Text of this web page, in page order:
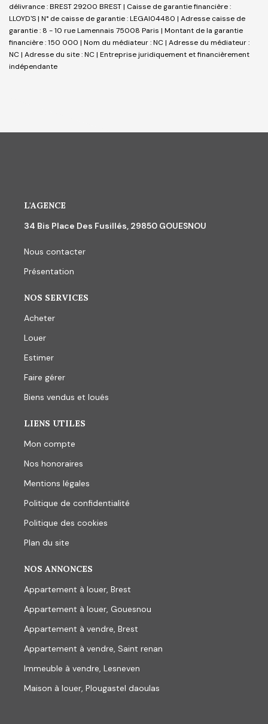
délivrance : BREST 29200 BREST | Caisse de garantie financière :
LLOYD'S | N° de caisse de garantie : LEGAI04480 | Adresse caisse de
garantie : 8 - 10 rue Lamennais 75008 Paris | Montant de la garantie
financière : 150 000 | Nom du médiateur : NC | Adresse du médiateur :
NC | Adresse du site : NC | Entreprise juridiquement et financièrement
indépendante
L'AGENCE
34 Bis Place Des Fusillés, 29850 GOUESNOU
Nous contacter
Présentation
NOS SERVICES
Acheter
Louer
Estimer
Faire gérer
Biens vendus et loués
LIENS UTILES
Mon compte
Nos honoraires
Mentions légales
Politique de confidentialité
Politique des cookies
Plan du site
NOS ANNONCES
Appartement à louer, Brest
Appartement à louer, Gouesnou
Appartement à vendre, Brest
Appartement à vendre, Saint renan
Immeuble à vendre, Lesneven
Maison à louer, Plougastel daoulas